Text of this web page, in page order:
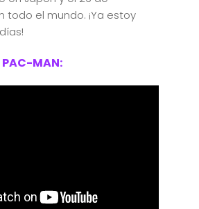
todo el mundo. ¡Ya estoy
MAN: